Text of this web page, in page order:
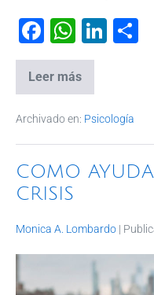
F
a
c
b
o
o
k
W
h
at
A
p
p
Li
e
dI
n
Leer más
Archivado en: Psicología
COMO
CRISIS
Monica A. Lombardo |